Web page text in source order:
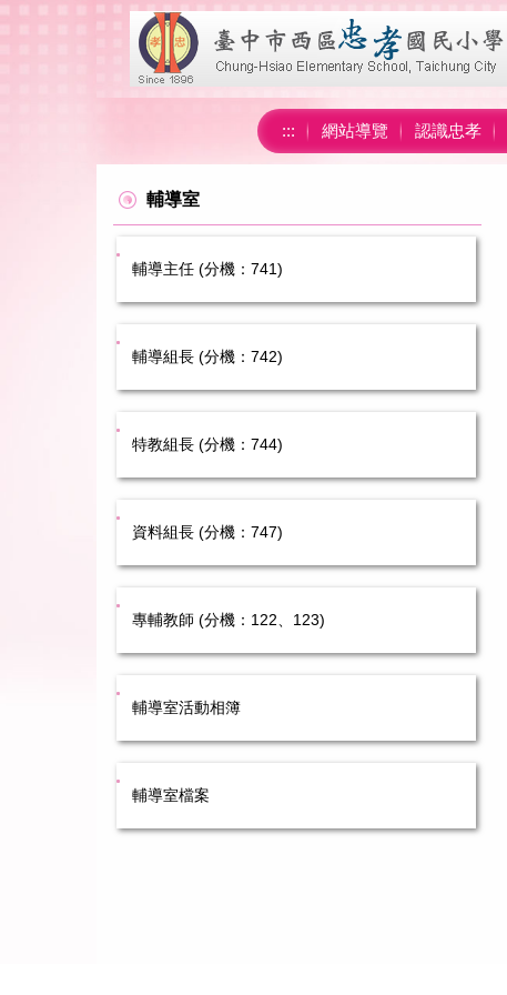
::: 網站導覽 認識忠孝
輔導室
輔導主任 (分機：741)
輔導組長 (分機：742)
特教組長 (分機：744)
資料組長 (分機：747)
專輔教師 (分機：122、123)
輔導室活動相簿
輔導室檔案